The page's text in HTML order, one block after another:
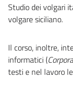
Studio dei volgari
volgare siciliano.
Il corso, inoltre,
informatici (Corpora
testi e nel lavoro